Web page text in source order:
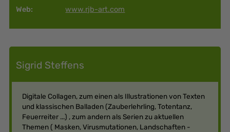
Web:
www.rjb-art.com
Sigrid Steffens
Digitale Collagen, zum einen als Illustrationen von Texten
und klassischen Balladen (Zauberlehrling, Totentanz,
Feuerreiter ...) , zum andern als Serien zu aktuellen
Themen ( Masken, Virusmutationen, Landschaften -